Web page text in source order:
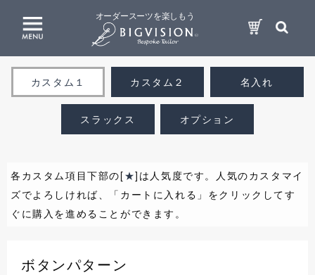
オーダースーツを楽しもう
カスタム１ カスタム２ 名入れ
スラックス オプション
各カスタム項目下部の[★]は人気度です。人気のカスタマイ
ズでよろしければ、「カートに入れる」をクリックしてす
ぐに購入を進めることができます。
ボタンパターン